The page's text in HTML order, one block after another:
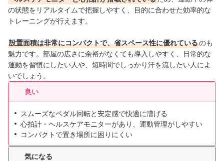
の状態をリアルタイムで把握しやすく、目的に合わせた効率的な
トレーニングが行えます。
設置面積は非常にコンパクトで、省スペース性に優れているのも
魅力です。部屋の広さに余裕がなくても導入しやすく、日常的な
運動を習慣にしたい人や、短時間でしっかり汗を流したい人によ
いでしょう。
良い
スムーズなペダル回転と安定感で快適に漕げる
心拍計・ヘルスケアモニターがあり、運動管理がしやすい
コンパクトで置き場所に困りにくい
気になる